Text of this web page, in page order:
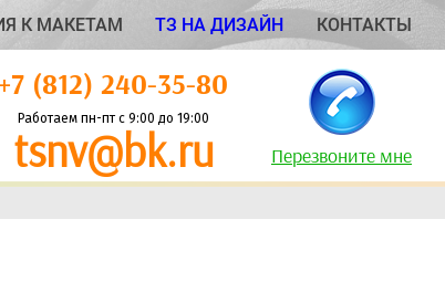
К МАКЕТАМ ТЗ НА ДИЗАЙН КОНТАКТЫ
(812) 240-35-80
Работаем пн-пт с 9:00 до 19:00
tsnv@bk.ru Перезвоните мне